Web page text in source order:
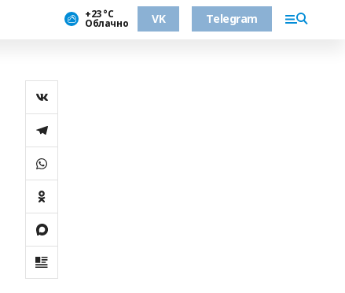
+23 °С
Облачно VK Telegram